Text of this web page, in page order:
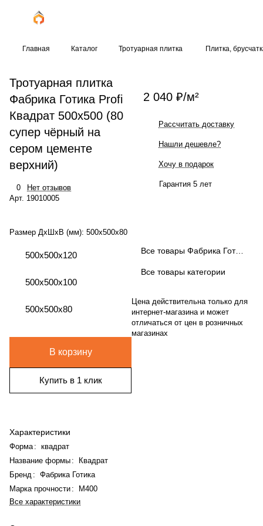
Главная Каталог Тротуарная плитка Плитка,
Тротуарная плитка
Фабрика Готика Profi
Квадрат 500x500 (80
супер чёрный на
сером цементе
верхний)
0
Нет отзывов
Арт. 19010005
Размер ДхШхВ (мм): 500x500x80
500x500x120
500x500x100
500x500x80
В корзину
Купить в 1 клик
Характеристики
Форма : квадрат
Название формы :
Квадрат
Бренд : Фабрика Готика
Марка прочности :
М400
Все характеристики
2 040 ₽/м²
Рассчитать доставку
Нашли дешевле?
Хочу в подарок
Гарантия 5 лет
Все товары Фабрика Готика
Все товары категории
Цена действительна только для
интернет-магазина и может
отличаться от цен в розничных
магазинах